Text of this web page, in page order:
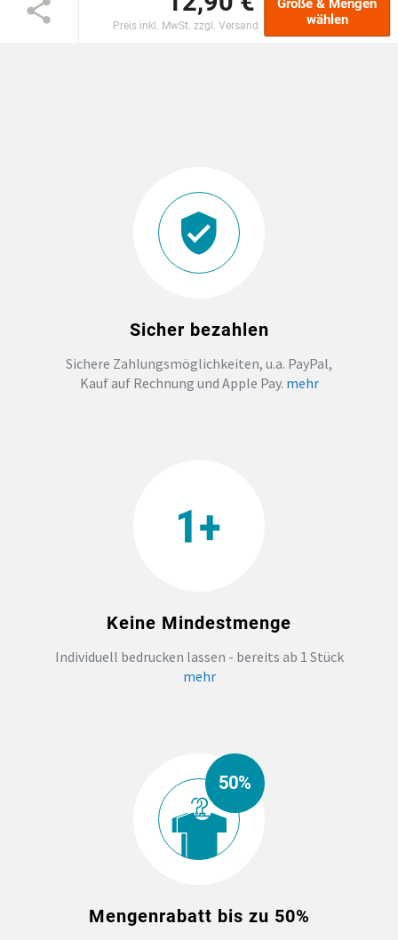
EINSCHULUNG
PRINT ON DEMAND
Preis inkl. MwSt. zzgl. Versand
Größe & Mengen
wählen
Sicher bezahlen
Sichere Zahlungsmöglichkeiten, u.a. PayPal,
Kauf auf Rechnung und Apple Pay. mehr
Keine Mindestmenge
Individuell bedrucken lassen - bereits ab 1 Stück
mehr
50%
Mengenrabatt bis zu 50%